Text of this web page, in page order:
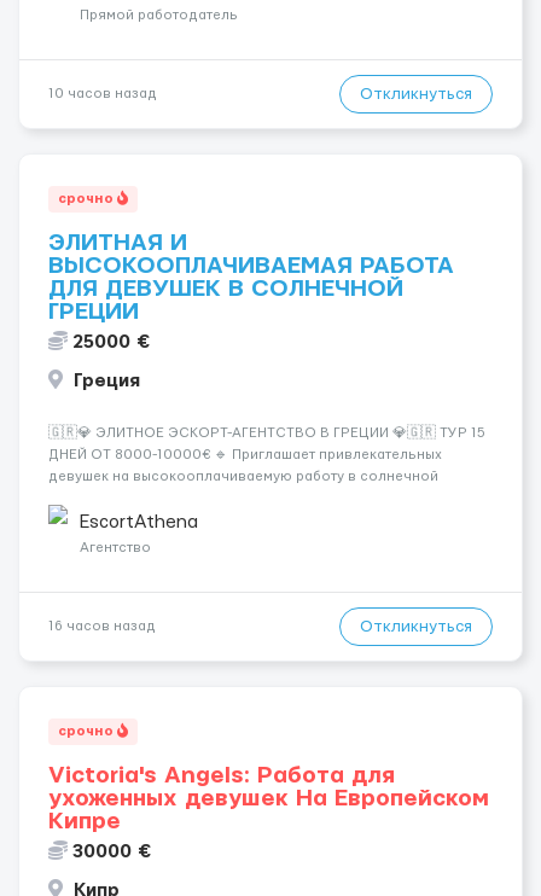
сис...Прямой работодатель
10 часов назад Откликнуться
срочно
ЭЛИТНАЯ И
ВЫСОКООПЛАЧИВАЕМАЯ РАБОТА
ДЛЯ ДЕВУШЕК В СОЛНЕЧНОЙ
ГРЕЦИИ
25000 €
Греция
🇬🇷💎 ЭЛИТНОЕ ЭСКОРТ-АГЕНТСТВО В ГРЕЦИИ 💎🇬🇷 ТУР 15
ДНЕЙ ОТ 8000-10000€ 🔹 Приглашает привлекательных
девушек на высокооплачиваемую работу в солнечной
хорошие деньги 💶 — это предложение для тебя! 🔹
Требования: ✔️ Возраст от ...
EscortAthena
Агентство
16 часов назад Откликнуться
срочно
Victoria's Angels: Работа для
ухоженных девушек На Европейском
Кипре
30000 €
Кипр